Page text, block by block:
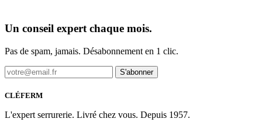
Un conseil expert chaque mois.
Pas de spam, jamais. Désabonnement en 1 clic.
S'abonner
CLÉFERM
L'expert serrurerie. Livré chez vous. Depuis 1957.